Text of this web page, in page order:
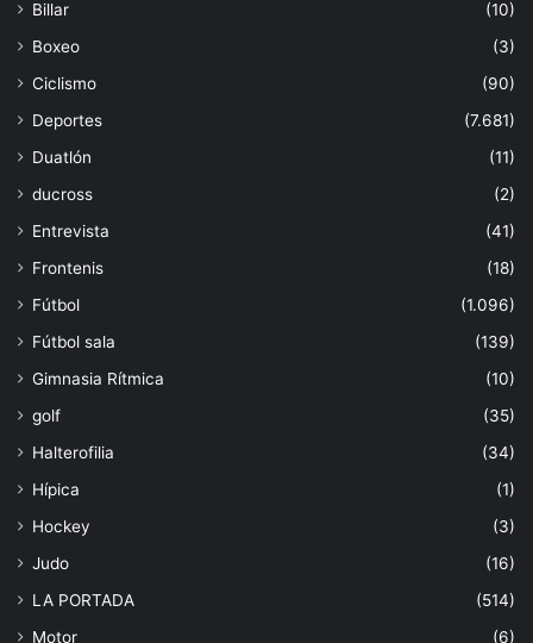
Billar
(10)
Boxeo
(3)
Ciclismo
(90)
Deportes
(7.681)
Duatlón
(11)
ducross
(2)
Entrevista
(41)
Frontenis
(18)
Fútbol
(1.096)
Fútbol sala
(139)
Gimnasia Rítmica
(10)
golf
(35)
Halterofilia
(34)
Hípica
(1)
Hockey
(3)
Judo
(16)
LA PORTADA
(514)
Motor
(6)